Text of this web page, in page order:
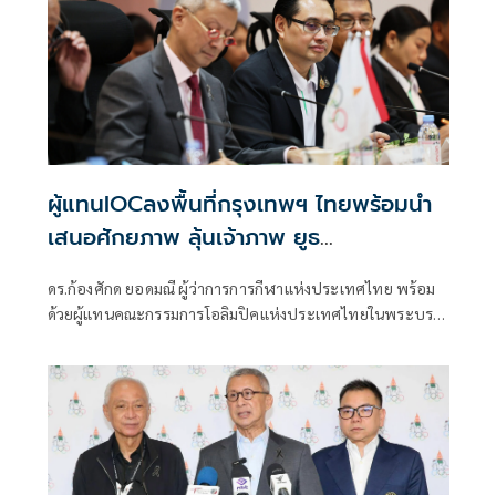
28-30 เมษายนที่ผ่านมา
ผู้แทนIOCลงพื้นที่กรุงเทพฯ ไทยพร้อมนำ
เสนอศักยภาพ ลุ้นเจ้าภาพ ยูธ
ดร.ก้องศักด ยอดมณี ผู้ว่าการการกีฬาแห่งประเทศไทย พร้อม
ด้วยผู้แทนคณะกรรมการโอลิมปิคแห่งประเทศไทยในพระบรม
เยือนกรุงเทพมหานครอย่างเป็นทางการ การตรวจเยือนครั้งนี้
ดำเนินการโดยคณะทำงานของคณะกรรมการโอลิมปิกสากล
สำหรับการแข่งขัน Youth Olympic Games 2030 ซึ่งมี Mrs.
Danka Hrbeková เป็นประธาน และนับเป็นวาระสำคัญยิ่งของ
กระบวนการคัดเลือก ก่อนการประกาศเมืองเจ้าภาพโดยที่